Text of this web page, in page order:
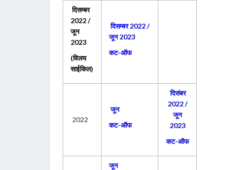
दिसम्‍बर
2022 /
जून
2023
(विलय
साईकिल)
दिसम्‍बर 2022 /
जून 2023
कट-ऑफ
2022
जून
कट-ऑफ
दिसंबर
2022 /
जून
2023
कट-ऑफ
जून